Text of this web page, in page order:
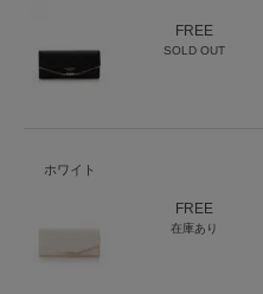
FREE
SOLD OUT
ホワイト
FREE
在庫あり